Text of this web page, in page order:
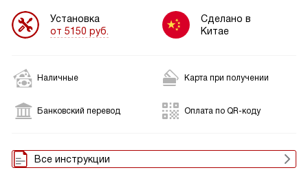
Установка
от 5150 руб.
Сделано в
Китае
Наличные Карта при получении
Банковский перевод Оплата по QR-коду
Все инструкции